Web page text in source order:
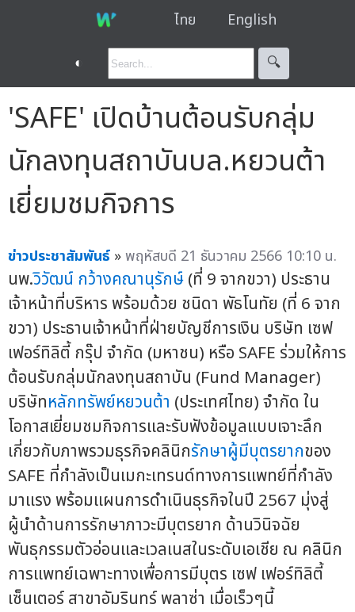
ไทย English
◐ 🔍︎
'SAFE' เปิดบ้านต้อนรับกลุ่ม
นักลงทุนสถาบันบล.หยวนต้า
เยี่ยมชมกิจการ
ข่าวประชาสัมพันธ์ »พฤหัสบดี 21 ธันวาคม 2566 10:10 น.
นพ.วิวัฒน์ กว้างคณานุรักษ์(ที่ 9 จากขวา) ประธาน
เจ้าหน้าที่บริหาร พร้อมด้วย ชนิดา พัธโนทัย (ที่ 6 จาก
ขวา) ประธานเจ้าหน้าที่ฝ่ายบัญชีการเงิน บริษัท เซฟ
เฟอร์ทิลิตี้ กรุ๊ป จำกัด (มหาชน) หรือ SAFE ร่วมให้การ
ต้อนรับกลุ่มนักลงทุนสถาบัน (Fund Manager)
บริษัทหลักทรัพย์หยวนต้า (ประเทศไทย) จำกัด ใน
โอกาสเยี่ยมชมกิจการและรับฟังข้อมูลแบบเจาะลึก
เกี่ยวกับภาพรวมธุรกิจคลินิกรักษาผู้มีบุตรยากของ
SAFE ที่กำลังเป็นเมกะเทรนด์ทางการแพทย์ที่กำลัง
มาแรง พร้อมแผนการดำเนินธุรกิจในปี 2567 มุ่งสู่
ผู้นำด้านการรักษาภาวะมีบุตรยาก ด้านวินิจฉัย
พันธุกรรมตัวอ่อนและเวลเนสในระดับเอเชีย ณ คลินิก
การแพทย์เฉพาะทางเพื่อการมีบุตร เซฟ เฟอร์ทิลิตี้
เซ็นเตอร์ สาขาอัมรินทร์ พลาซ่า เมื่อเร็วๆนี้